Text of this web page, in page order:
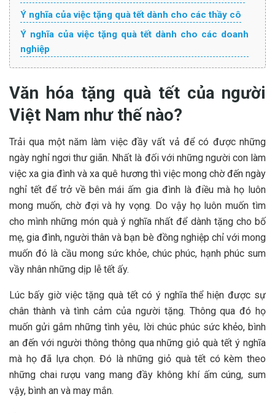
Ý nghĩa của việc tặng quà tết dành cho các thầy cô
Ý nghĩa của việc tặng quà tết dành cho các doanh
nghiệp
Văn hóa tặng quà tết của người
Việt Nam như thế nào?
Trải qua một năm làm việc đầy vất vả để có được những
ngày nghỉ ngơi thư giãn. Nhất là đối với những người con làm
việc xa gia đình và xa quê hương thì việc mong chờ đến ngày
nghỉ tết để trở về bên mái ấm gia đình là điều mà họ luôn
mong muốn, chờ đợi và hy vọng. Do vậy họ luôn muốn tìm
cho mình những món quà ý nghĩa nhất để dành tặng cho bố
mẹ, gia đình, người thân và bạn bè đồng nghiệp chỉ với mong
muốn đó là cầu mong sức khỏe, chúc phúc, hạnh phúc sum
vầy nhân những dịp lễ tết ấy.
Lúc bấy giờ việc tặng quà tết có ý nghĩa thể hiện được sự
chân thành và tình cảm của người tặng. Thông qua đó họ
muốn gửi gắm những tình yêu, lời chúc phúc sức khẻo, bình
an đến với người thông thông qua những giỏ quà tết ý nghĩa
mà họ đã lựa chọn. Đó là những giỏ quà tết có kèm theo
những chai rượu vang mang đầy không khí ấm cúng, sum
vậy, bình an và may mắn.